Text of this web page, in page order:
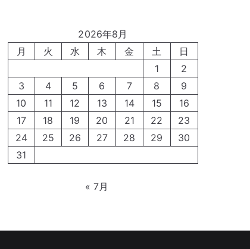
2026年8月
月
火 水 木 金 土
日
1
2
3
4 5 6 7 8
9
10
11 12 13 14 15
16
17
18 19 20 21 22
23
24
25 26 27 28 29
30
31
« 7月